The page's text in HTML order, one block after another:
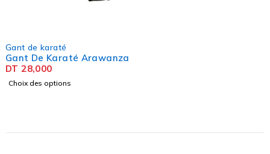
Gant de karaté
Gant De Karaté Arawanza
DT 28,000
Choix des options